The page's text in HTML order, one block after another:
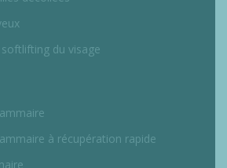
du visage
à récupération rapide